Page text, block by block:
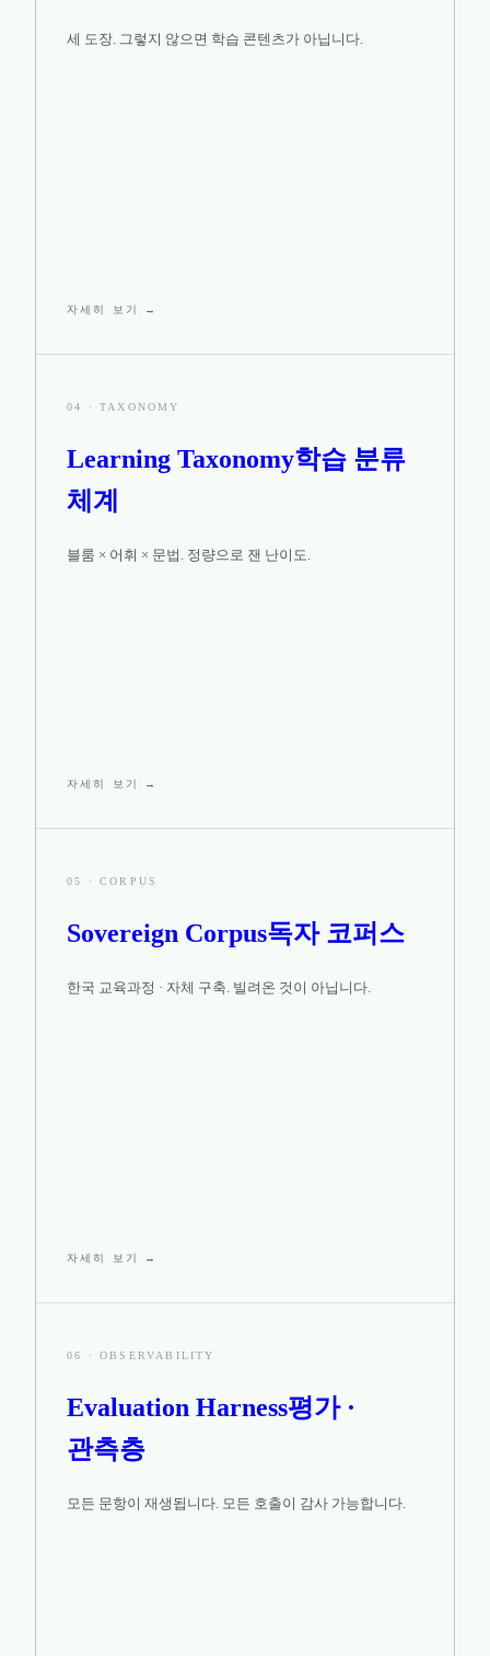
세 도장. 그렇지 않으면 학습 콘텐츠가 아닙니다.
자세히 보기 →
04 ·TAXONOMY
Learning Taxonomy학습 분류
체계
블룸 × 어휘 × 문법. 정량으로 잰 난이도.
자세히 보기 →
05 ·CORPUS
Sovereign Corpus독자 코퍼스
한국 교육과정 · 자체 구축. 빌려온 것이 아닙니다.
자세히 보기 →
06 ·OBSERVABILITY
Evaluation Harness평가 ·
관측층
모든 문항이 재생됩니다. 모든 호출이 감사 가능합니다.